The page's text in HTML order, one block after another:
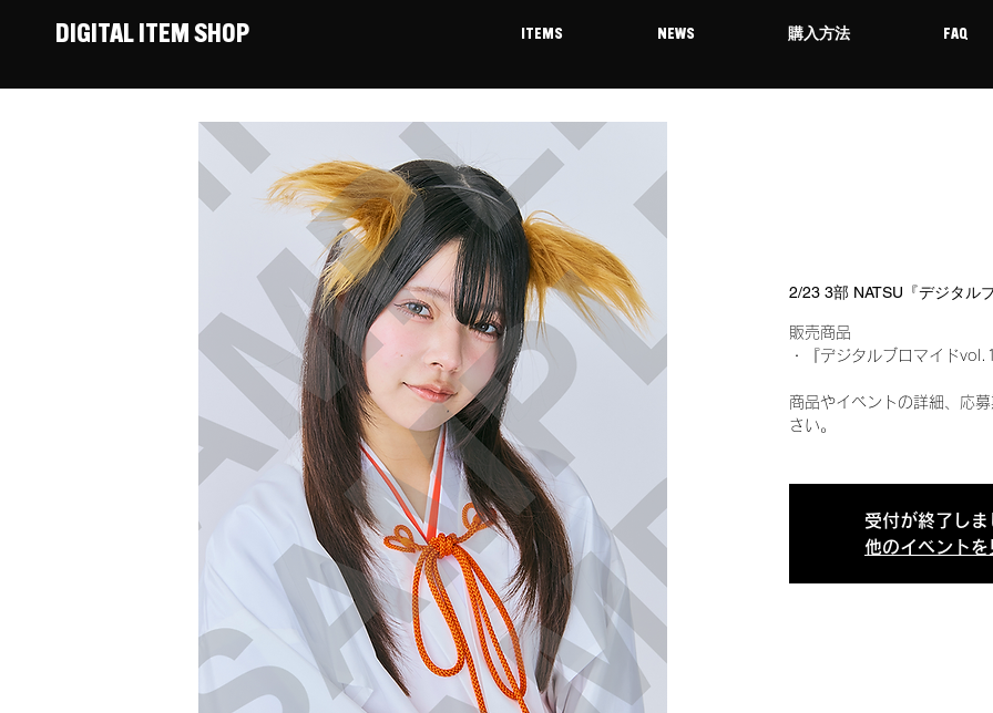
DIGITAL ITEM SHOP ITEMS NEWS 購入方法 FAQ
2/23 3部 NATSU『デジタル
販売商品
・『デジタルブロマイド
商品やイベントの詳細、応
さい。
受付が終了しま
他のイベントを